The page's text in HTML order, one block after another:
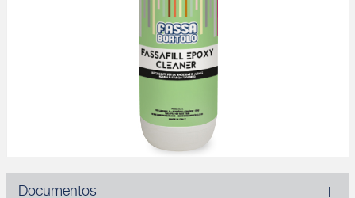
Documentos